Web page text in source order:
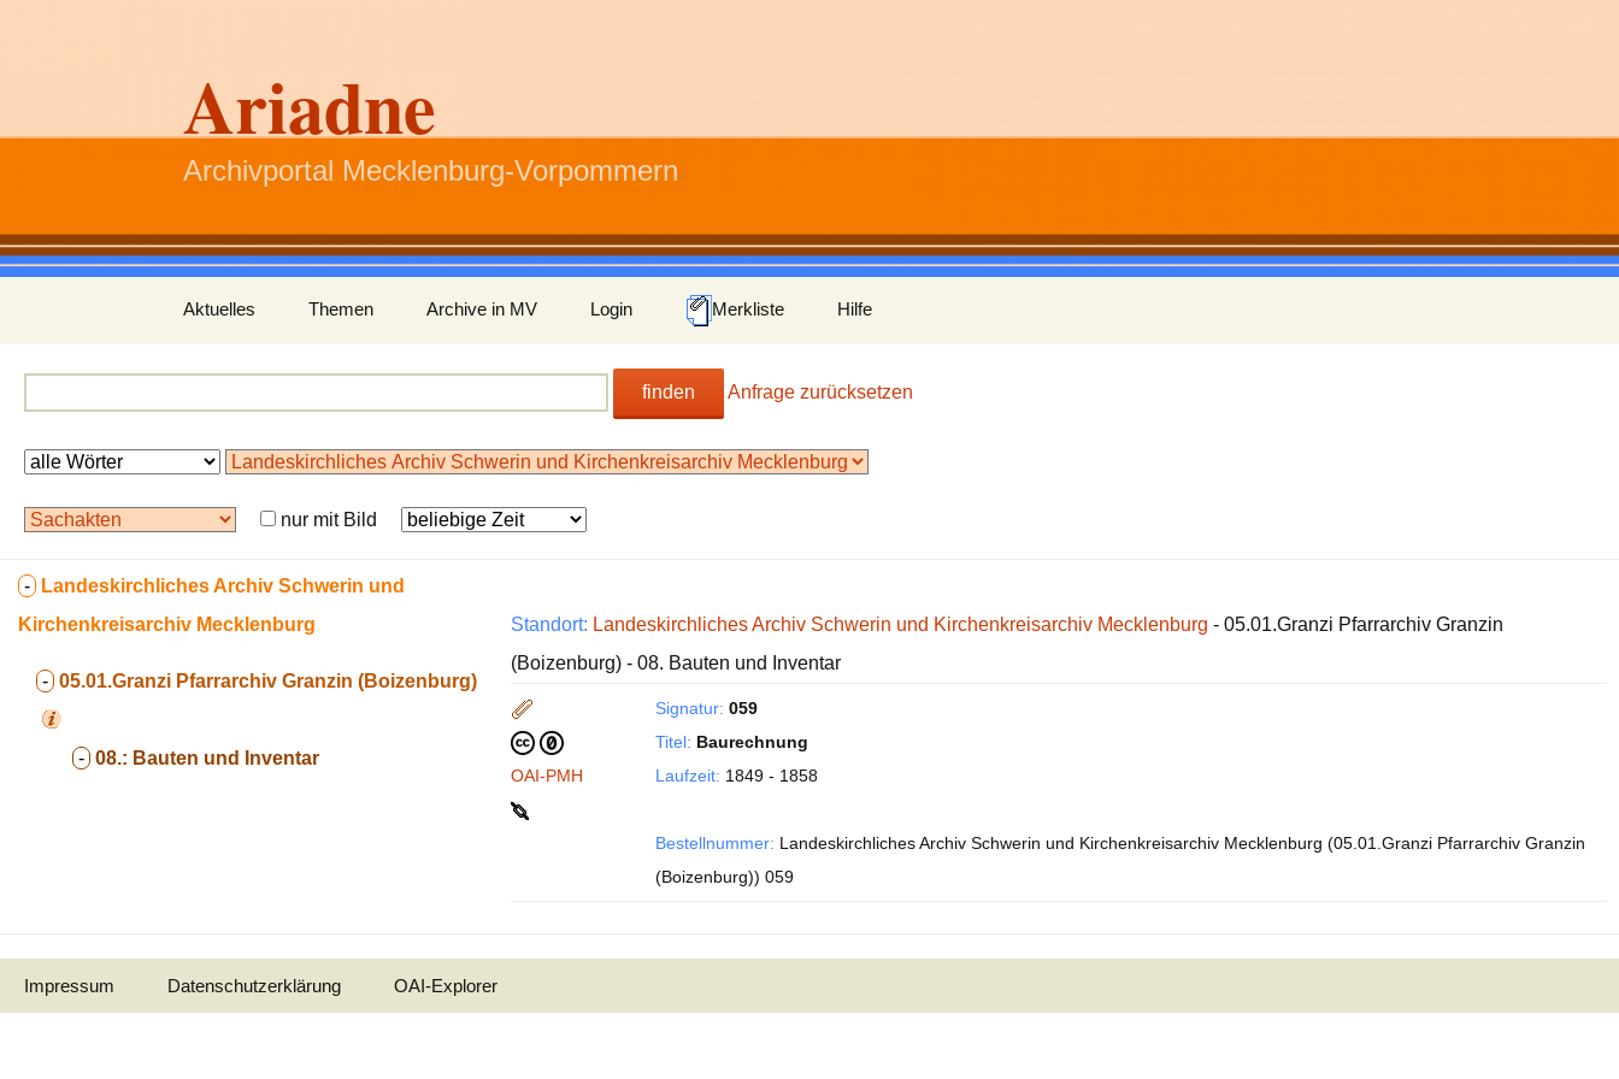
Ariadne
Archivportal Mecklenburg-Vorpommern
Inhalt
springen
Aktuelles Themen Archive in MV Login Merkliste Hilfe
finden Anfrage zurücksetzen
nur mit Bild
- Landeskirchliches Archiv Schwerin und
Kirchenkreisarchiv Mecklenburg
- 05.01.Granzi Pfarrarchiv Granzin (Boizenburg)
- 08.: Bauten und Inventar
Standort: Landeskirchliches Archiv Schwerin und Kirchenkreisarchiv Mecklenburg - 05.01.Granzi Pfarrarchiv Granzin
(Boizenburg) - 08. Bauten und Inventar
OAI-PMH
Signatur: 059
Titel: Baurechnung
Laufzeit: 1849 - 1858
Bestellnummer: Landeskirchliches Archiv Schwerin und Kirchenkreisarchiv Mecklenburg (05.01.Granzi Pfarrarchiv Granzin
(Boizenburg)) 059
Impressum Datenschutzerklärung OAI-Explorer